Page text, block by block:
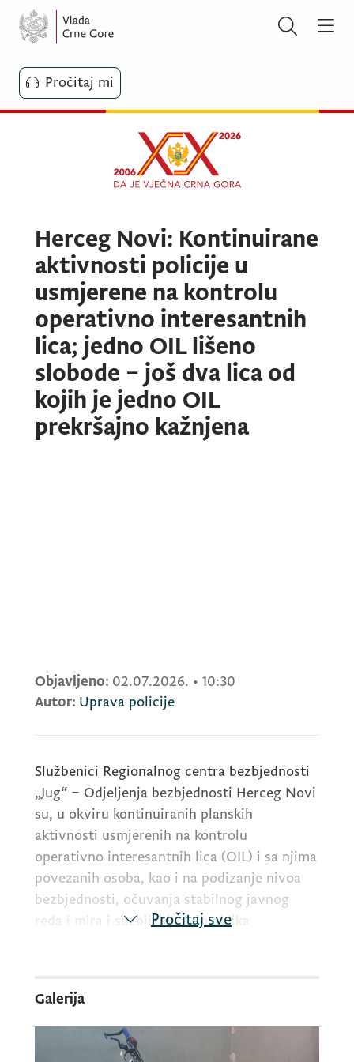
Pročitaj mi
Herceg Novi: Kontinuirane
aktivnosti policije u
usmjerene na kontrolu
operativno interesantnih
lica; jedno OIL lišeno
slobode – još dva lica od
kojih je jedno OIL
prekršajno kažnjena
Objavljeno: 02.07.2026. • 10:30
Autor: Uprava policije
Službenici Regionalnog centra bezbjednosti
„Jug“ – Odjeljenja bezbjednosti Herceg Novi
su, u okviru kontinuiranih planskih
aktivnosti usmjerenih na kontrolu
operativno interesantnih lica (OIL) i sa njima
povezanih osoba, kao i na podizanje nivoa
bezbjednosti, očuvanja stabilnog javnog
reda i mira i suzbijanje svih oblika
radnje iz svoje nadležnosti. U sklopu
navedenih aktivnosti realizovano je više
policijskih postupanja usmjerenih prema OIL
i njima bliskim licima, pri čemu je jedno OIL
Pročitaj sve
Galerija